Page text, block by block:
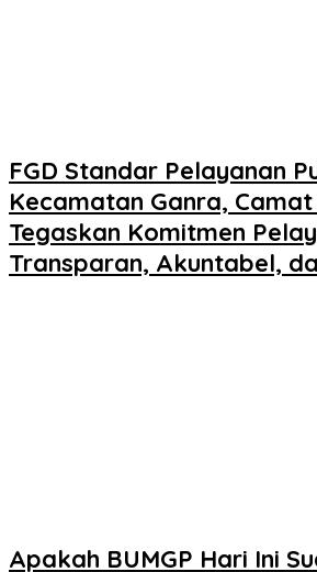
FGD Standar Pelayanan
Kecamatan Ganra,
Tegaskan Komitmen
Transparan, Akuntabel,
Apakah BUMGP Hari Ini